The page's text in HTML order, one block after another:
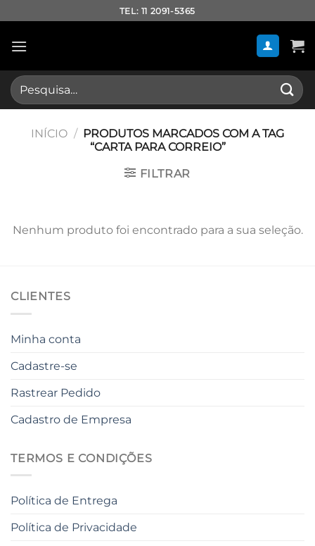
to
content
TEL: 11 2091-5365
Pesquisar
por:
INÍCIO / PRODUTOS MARCADOS COM A TAG
“CARTA PARA CORREIO”
FILTRAR
Nenhum produto foi encontrado para a sua seleção.
CLIENTES
Minha conta
Cadastre-se
Rastrear Pedido
Cadastro de Empresa
TERMOS E CONDIÇÕES
Política de Entrega
Política de Privacidade